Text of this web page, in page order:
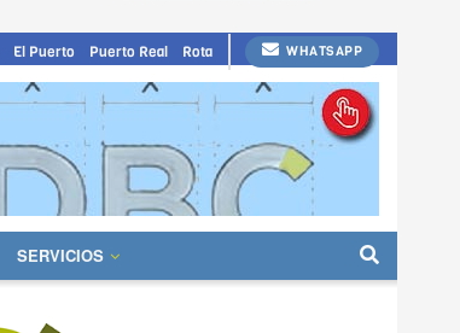
El Puerto Puerto Real Rota WHATSAPP
SERVICIOS